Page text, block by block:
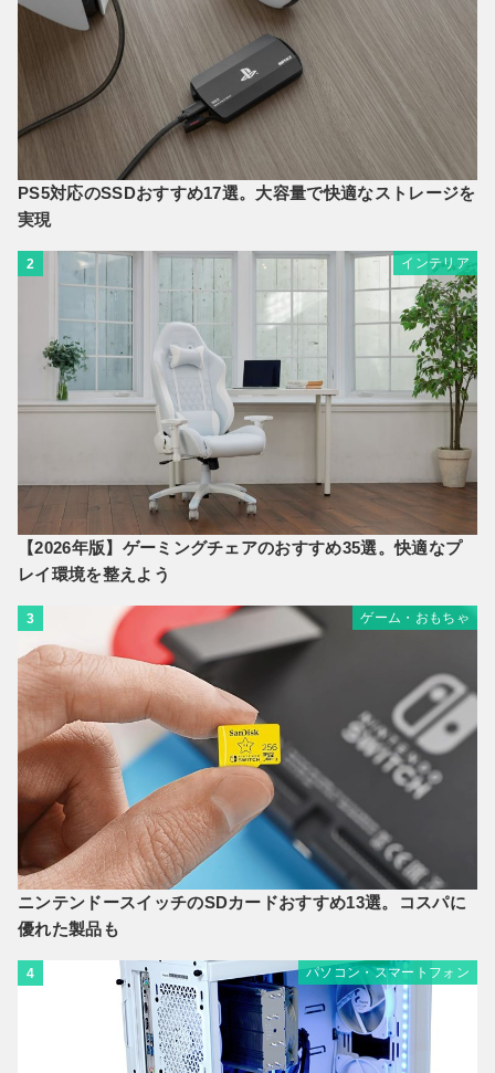
PS5対応のSSDおすすめ17選。大容量で快適なストレージを
実現
2 インテリア
【2026年版】ゲーミングチェアのおすすめ35選。快適なプ
レイ環境を整えよう
3 ゲーム・おもちゃ
ニンテンドースイッチのSDカードおすすめ13選。コスパに
優れた製品も
4 パソコン・スマートフォン